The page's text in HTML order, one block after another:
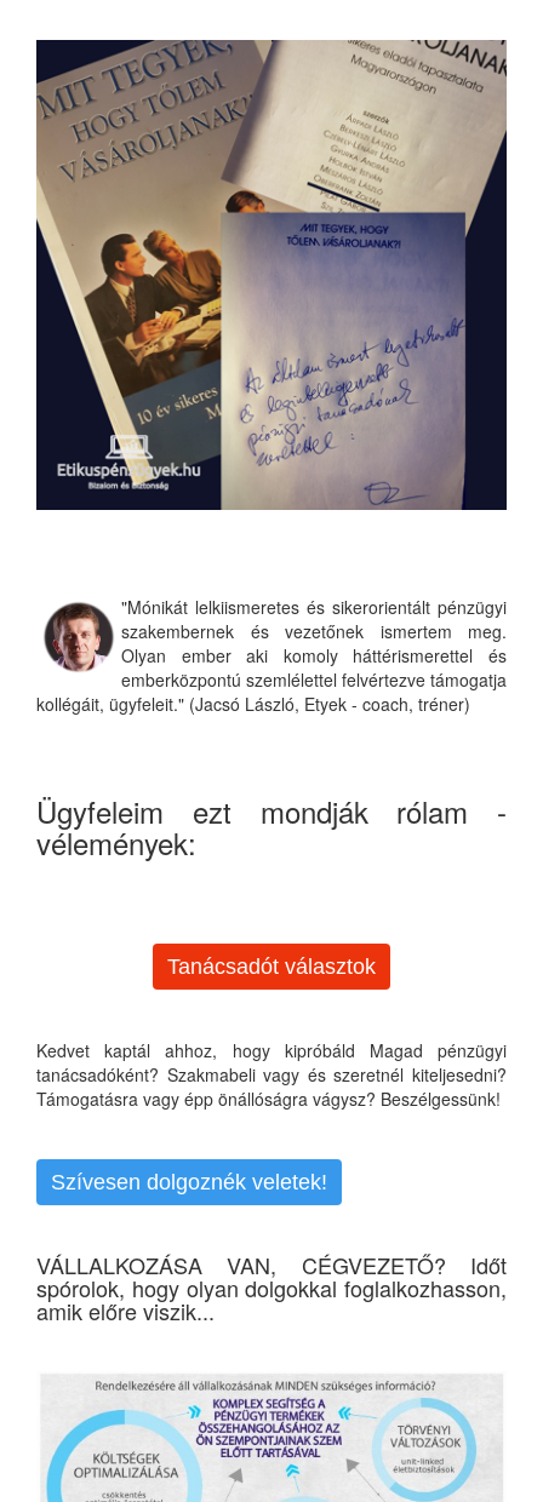
"Mónikát lelkiismeretes és sikerorientált pénzügyi
szakembernek és vezetőnek ismertem meg.
Olyan ember aki komoly háttérismerettel és
emberközpontú szemlélettel felvértezve támogatja
kollégáit, ügyfeleit." (Jacsó László, Etyek - coach, tréner)
Ügyfeleim ezt mondják rólam -
vélemények:
Tanácsadót választok
Kedvet kaptál ahhoz, hogy kipróbáld Magad pénzügyi
tanácsadóként? Szakmabeli vagy és szeretnél kiteljesedni?
Támogatásra vagy épp önállóságra vágysz? Beszélgessünk!
Szívesen dolgoznék veletek!
VÁLLALKOZÁSA VAN, CÉGVEZETŐ? Időt
spórolok, hogy olyan dolgokkal foglalkozhasson,
amik előre viszik...